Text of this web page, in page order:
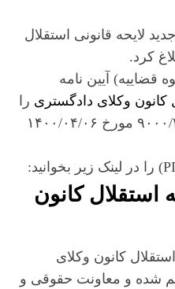
لایحه قانونی استقلال
کرد.
قضاییه) آیین نامه
کانون وکلای دادگستری را
طی نامه شماره ۹۰۰۰/۲۴۹۷۵/۱۰۰ مورخ ۱۴۰۰/۰۴/۰۶
استقلال کانون
کانون وکلای
ماده تنظیم شده و معاونت حقوقی و